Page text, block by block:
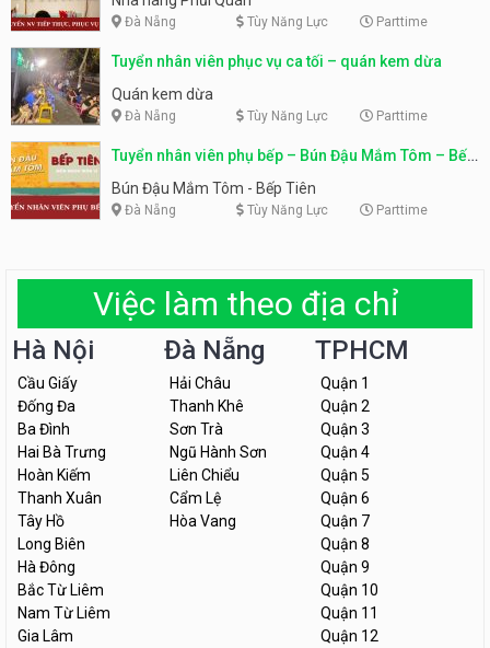
Đà Nẵng Tùy Năng Lực Parttime
Tuyển nhân viên phục vụ ca tối – quán kem dừa
Quán kem dừa
Đà Nẵng Tùy Năng Lực Parttime
Tuyển nhân viên phụ bếp – Bún Đậu Mắm Tôm – Bếp
Tiên
Bún Đậu Mắm Tôm - Bếp Tiên
Đà Nẵng Tùy Năng Lực Parttime
Việc làm theo địa chỉ
Hà Nội
Cầu Giấy
Đống Đa
Ba Đình
Hai Bà Trưng
Hoàn Kiếm
Thanh Xuân
Tây Hồ
Long Biên
Hà Đông
Bắc Từ Liêm
Nam Từ Liêm
Gia Lâm
Đà Nẵng
Hải Châu
Thanh Khê
Sơn Trà
Ngũ Hành Sơn
Liên Chiểu
Cẩm Lệ
Hòa Vang
TPHCM
Quận 1
Quận 2
Quận 3
Quận 4
Quận 5
Quận 6
Quận 7
Quận 8
Quận 9
Quận 10
Quận 11
Quận 12